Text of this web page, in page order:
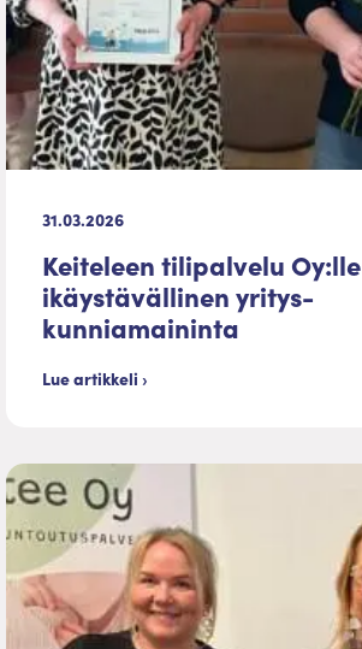
31.03.2026
Keiteleen tilipalvelu Oy:lle
ikäystävällinen yritys-
kunniamaininta
Lue artikkeli ›